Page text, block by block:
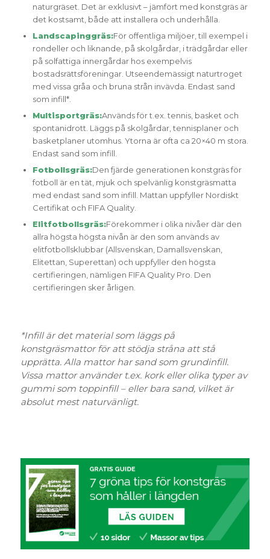
naturgräset. Det är exklusivt – jämfört med konstgräs är
det kostsamt, både att installera och underhålla.
Landscapinggräs:För offentliga miljöer, till exempel i
rondeller och liknande, på skolgårdar, i trädgårdar eller
på solfattiga innergårdar hos exempelvis
bostadsrättsföreningar. Utseendemässigt naturtroget
med vissa gråa och bruna strån invävda. Endast sand
som infill*.
Multisportgräs:Används för t.ex. tennis, basket och
spontanidrott. Läggs på skolgårdar, tennisplaner och
basketplaner utomhus. Ytorna är ofta ca 20×40 m stora.
Endast sand som infill.
Fotbollsgräs:Den fjärde generationen konstgräs för
fotboll är en tät, mjuk och spelvänlig konstgräsmatta
med endast sand som infill. Mattan uppfyller Nordiskt
Certifikat och FIFA Quality.
Elitfotbollsgräs:Förekommer i olika nivåer där den
allra högsta högsta nivån är den som används av
elitfotbollsklubbar (Allsvenskan, Damallsvenskan,
Elitettan, Superettan) och uppfyller den högsta
certifieringen, nämligen FIFA Quality Pro. Den
certifieringen sker årligen.
*Infill är det material som läggs på
konstgräsmattor för att stödja stråna att stå
upprätta. Alla mattor har sand som grundinfill.
Vissa mattor använder t.ex. kork eller olika typer av
gummi som toppinfill – eller bara sand, vilket är
absolut mest naturvänligt.